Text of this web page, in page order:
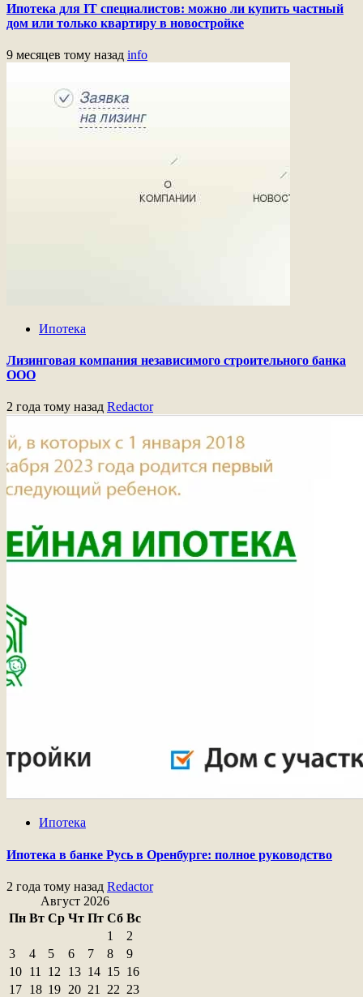
Ипотека для IT специалистов: можно ли купить частный
дом или только квартиру в новостройке
9 месяцев тому назад info
Ипотека
Лизинговая компания независимого строительного банка
ООО
2 года тому назад Redactor
Ипотека
Ипотека в банке Русь в Оренбурге: полное руководство
2 года тому назад Redactor
Август 2026
Пн Вт Ср Чт Пт Сб Вс
1
2
3
4 5 6 7 8
9
10 11 12 13 14 15 16
17 18 19 20 21 22 23